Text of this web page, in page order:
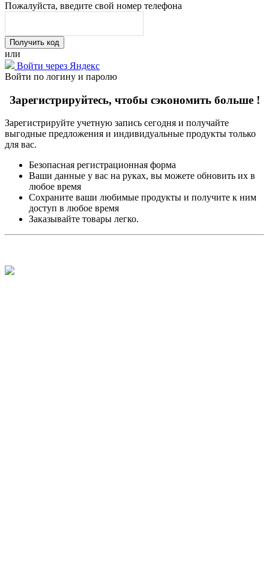
Пожалуйста, введите свой номер телефона
или
Войти через Яндекс
Войти по логину и паролю
Зарегистрируйтесь, чтобы сэкономить больше !
Зарегистрируйте учетную запись сегодня и получайте
выгодные предложения и индивидуальные продукты только
для вас.
Безопасная регистрационная форма
Ваши данные у вас на руках, вы можете обновить их в
любое время
Сохраните ваши любимые продукты и получите к ним
доступ в любое время
Заказывайте товары легко.